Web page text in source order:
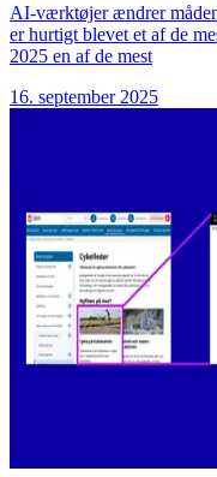
AI-værktøjer ændrer
er hurtigt blevet et af de
2025 en af de mest
16. september 2025